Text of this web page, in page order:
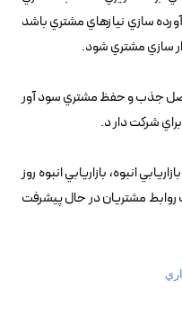
سازي نيازهاي مشتري باشد
سازي مشتري شود.
اصل جذب و حفظ مشتري سود آور
شرکت دار د.
انبوه، بازاريابي انبوه روز
روابط مشتريان در حال پيشرفت